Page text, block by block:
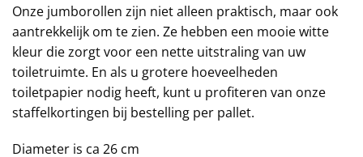
Onze jumborollen zijn niet alleen praktisch, maar ook
aantrekkelijk om te zien. Ze hebben een mooie witte
kleur die zorgt voor een nette uitstraling van uw
toiletruimte. En als u grotere hoeveelheden
toiletpapier nodig heeft, kunt u profiteren van onze
staffelkortingen bij bestelling per pallet.
Diameter is ca 26 cm